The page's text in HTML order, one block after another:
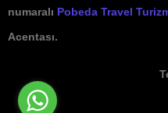
numaralı Pobeda Travel
Acentası.